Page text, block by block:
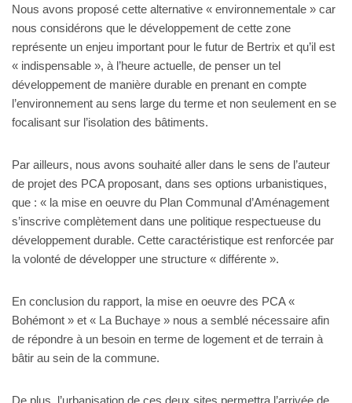
Nous avons proposé cette alternative « environnementale » car
nous considérons que le développement de cette zone
représente un enjeu important pour le futur de Bertrix et qu’il est
« indispensable », à l’heure actuelle, de penser un tel
développement de manière durable en prenant en compte
l’environnement au sens large du terme et non seulement en se
focalisant sur l’isolation des bâtiments.
Par ailleurs, nous avons souhaité aller dans le sens de l’auteur
de projet des PCA proposant, dans ses options urbanistiques,
que : « la mise en oeuvre du Plan Communal d’Aménagement
s’inscrive complètement dans une politique respectueuse du
développement durable. Cette caractéristique est renforcée par
la volonté de développer une structure « différente ».
En conclusion du rapport, la mise en oeuvre des PCA «
Bohémont » et « La Buchaye » nous a semblé nécessaire afin
de répondre à un besoin en terme de logement et de terrain à
bâtir au sein de la commune.